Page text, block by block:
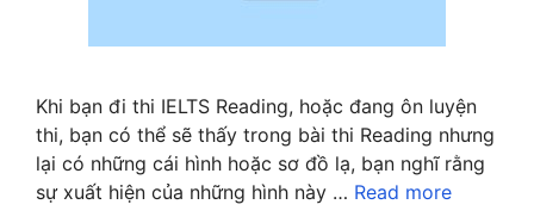
Khi bạn đi thi IELTS Reading, hoặc đang ôn luyện
thi, bạn có thể sẽ thấy trong bài thi Reading nhưng
lại có những cái hình hoặc sơ đồ lạ, bạn nghĩ rằng
sự xuất hiện của những hình này … Read more